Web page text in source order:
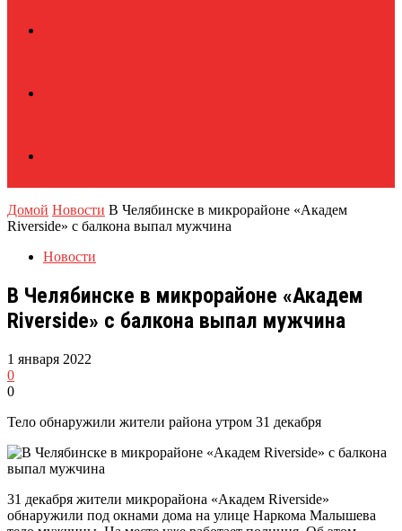
Домой Новости В Челябинске в микрорайоне «Академ
Riverside» с балкона выпал мужчина
Новости
В Челябинске в микрорайоне «Академ
Riverside» с балкона выпал мужчина
1 января 2022
0
0
Тело обнаружили жители района утром 31 декабря
31 декабря жители микрорайона «Академ Riverside»
обнаружили под окнами дома на улице Наркома Малышева